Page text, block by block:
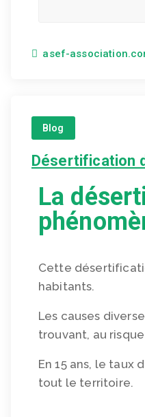
asef-
Blog
Désertification
La
Cette
habitants.
Les causes
trouvant, au
En 15 ans, le taux
tout le territoire.